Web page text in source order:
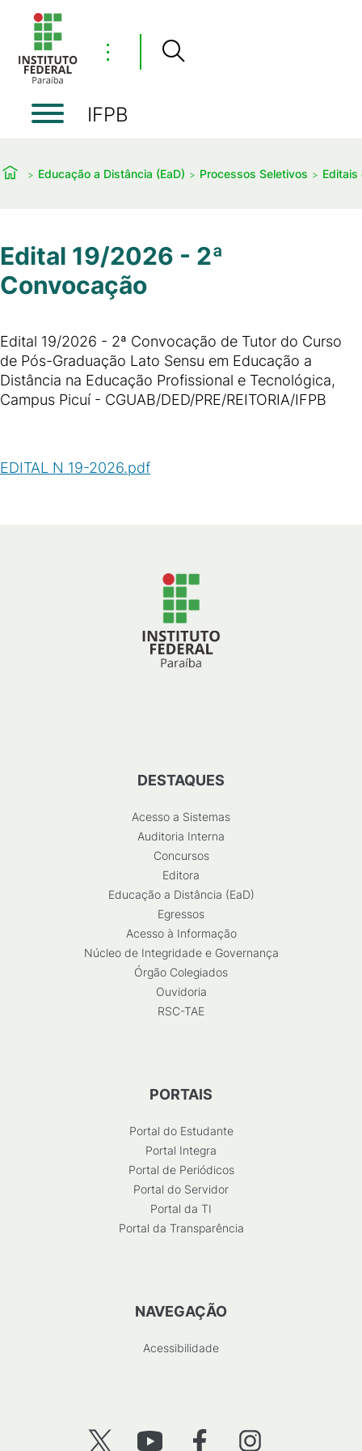
⋮
IFPB
Educação a Distância (EaD) Processos Seletivos Editais
Edital 19/2026 - 2ª
Convocação
Edital 19/2026 - 2ª Convocação de Tutor do Curso
de Pós-Graduação Lato Sensu em Educação a
Distância na Educação Profissional e Tecnológica,
Campus Picuí - CGUAB/DED/PRE/REITORIA/IFPB
EDITAL N 19-2026.pdf
DESTAQUES
Acesso a Sistemas
Auditoria Interna
Concursos
Editora
Educação a Distância (EaD)
Egressos
Acesso à Informação
Núcleo de Integridade e Governança
Órgão Colegiados
Ouvidoria
RSC-TAE
PORTAIS
Portal do Estudante
Portal Integra
Portal de Periódicos
Portal do Servidor
Portal da TI
Portal da Transparência
NAVEGAÇÃO
Acessibilidade